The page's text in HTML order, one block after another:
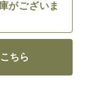
がございま
ちら